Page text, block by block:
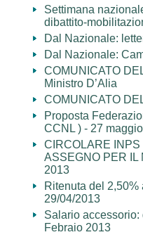
Settimana
dibattito-
Dal Nazionale:
Dal Nazionale:
COMUNICATO
Ministro D’Alia
COMUNICATO
Proposta
CCNL ) - 27
CIRCOLARE
ASSEGNO PER IL
2013
Ritenuta del 2,50%
29/04/2013
Salario
Febraio 2013